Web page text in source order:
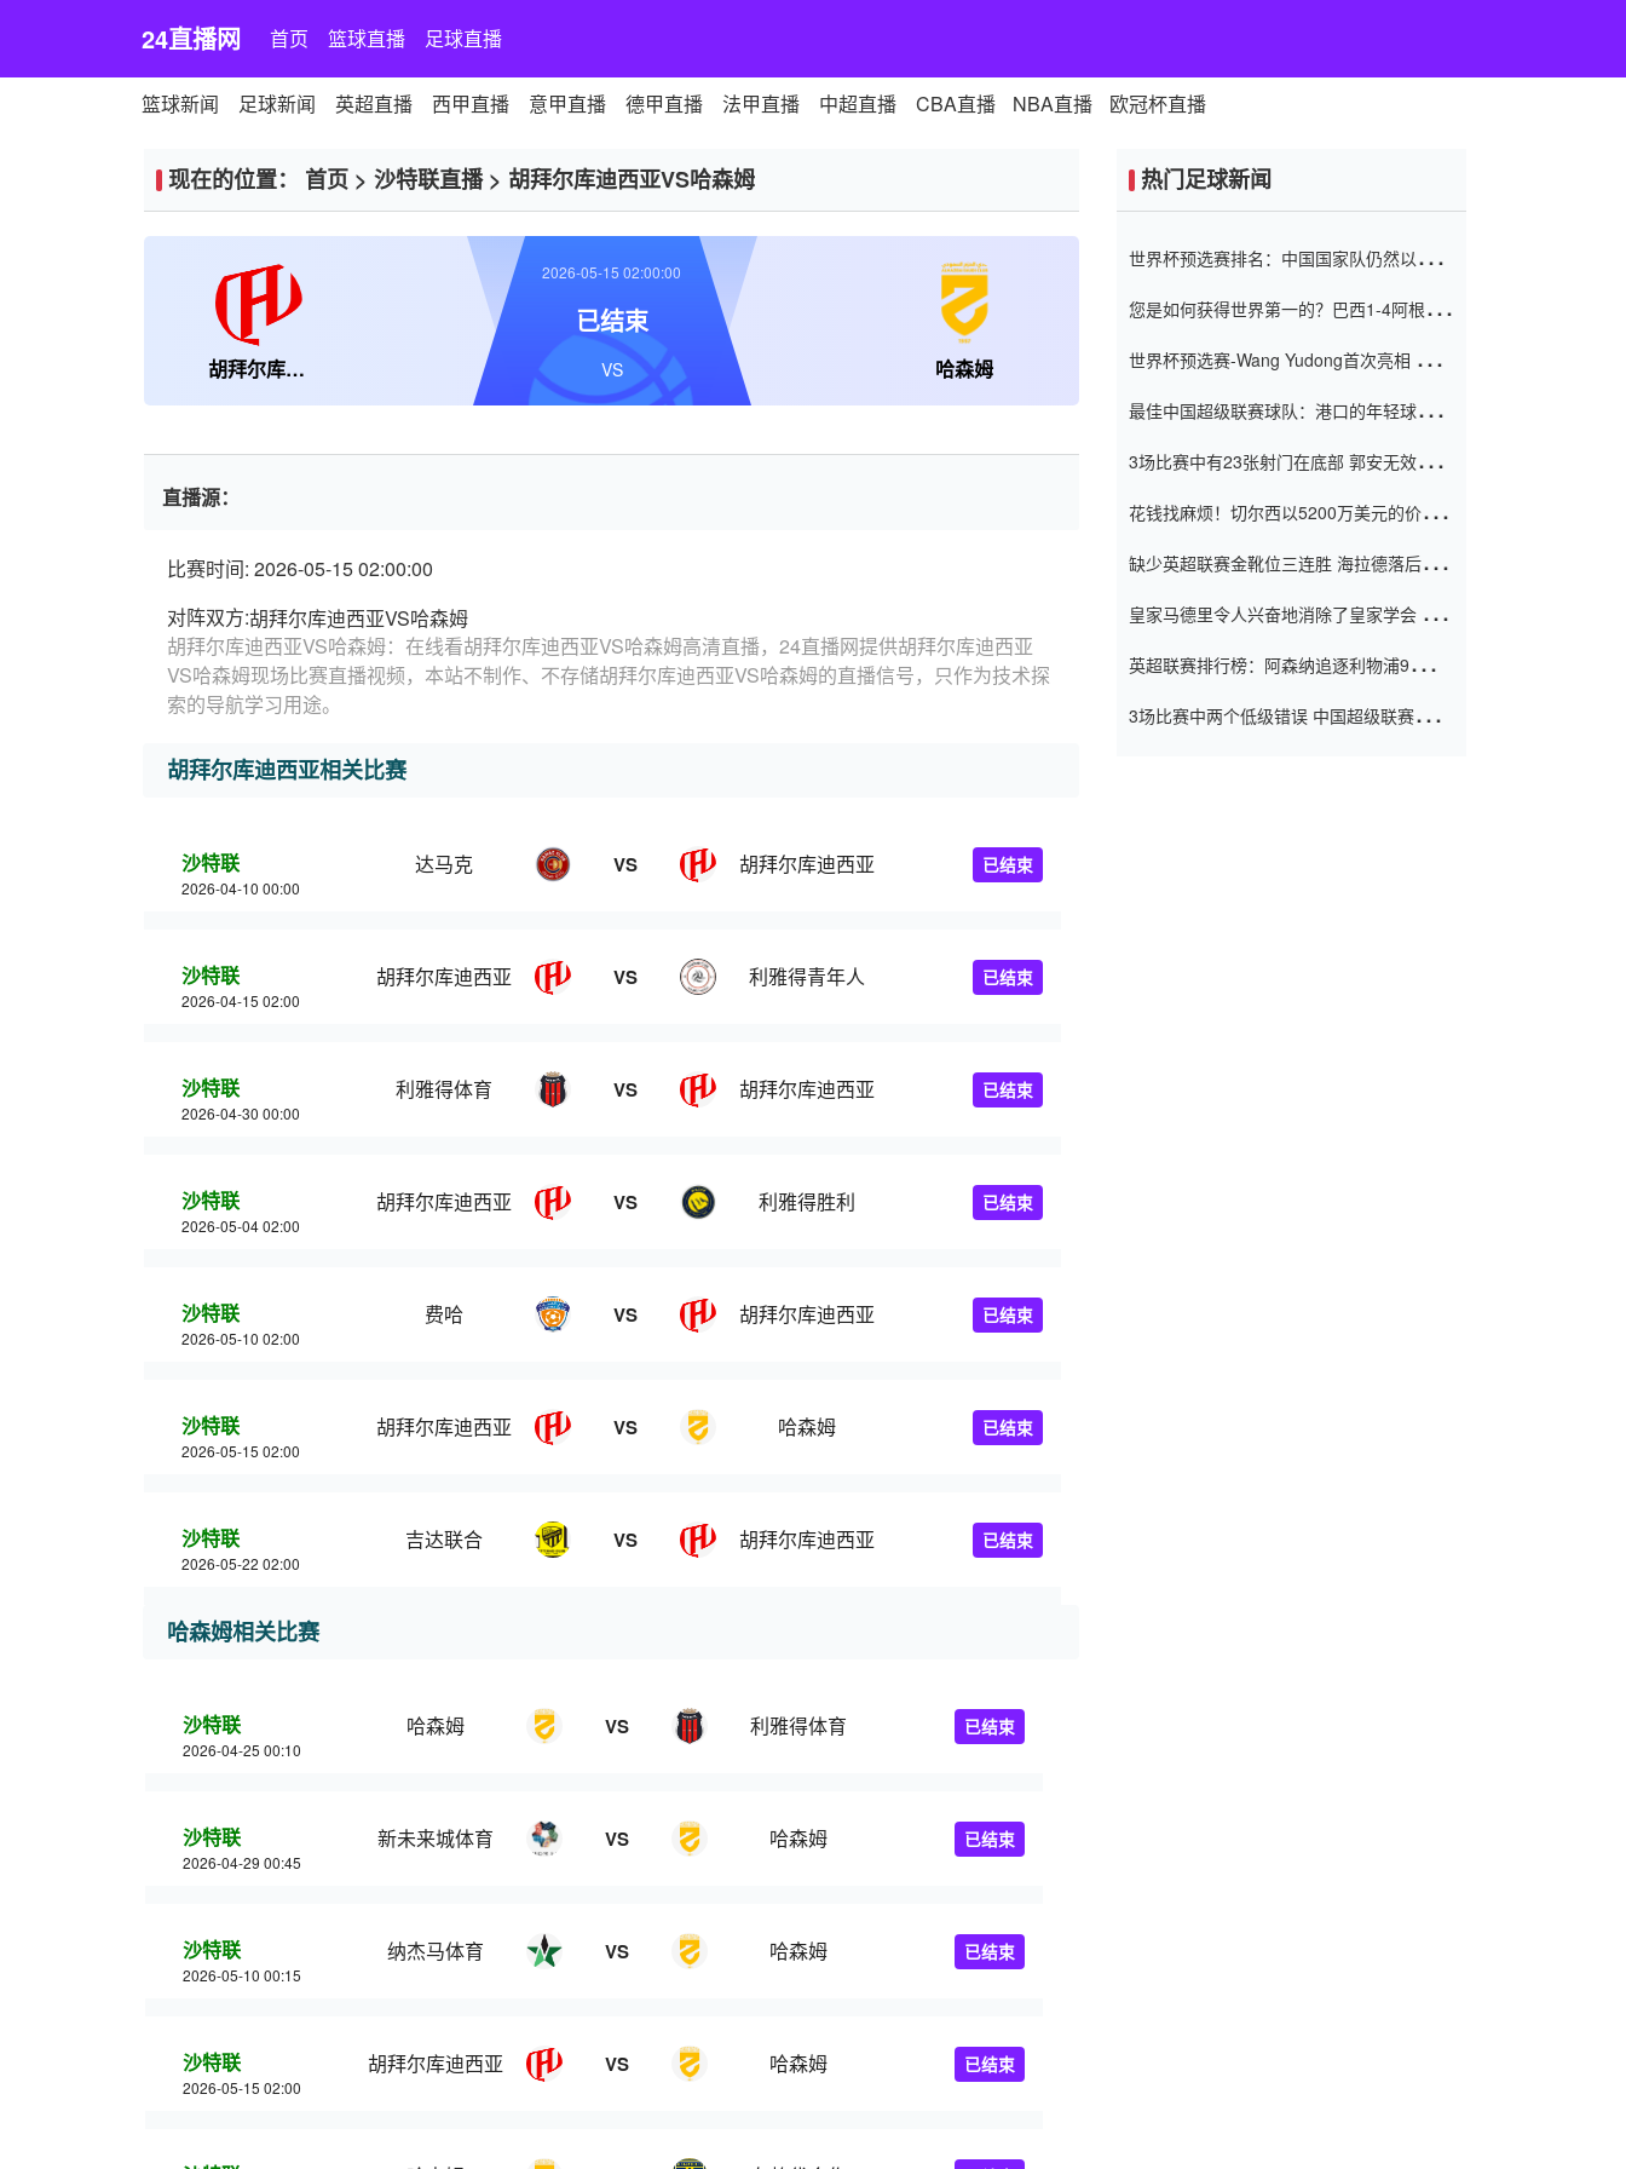
24直播网 首页 篮球直播 足球直播
篮球新闻 足球新闻 英超直播 西甲直播 意甲直播 德甲直播 法甲直播 中超直播 CBA直播 NBA直播 欧冠杯直播
现在的位置： 首页 > 沙特联直播> 胡拜尔库迪西亚VS哈森姆
胡拜尔库迪西亚 哈森姆
2026-05-15 02:00:00
已结束
VS
直播源：
比赛时间: 2026-05-15 02:00:00
对阵双方:胡拜尔库迪西亚VS哈森姆
胡拜尔库迪西亚VS哈森姆：在线看胡拜尔库迪西亚VS哈森姆高清直播，24直播网提供胡拜尔库迪西亚
VS哈森姆现场比赛直播视频，本站不制作、不存储胡拜尔库迪西亚VS哈森姆的直播信号，只作为技术探
索的导航学习用途。
胡拜尔库迪西亚相关比赛
沙特联
2026-04-10 00:00
达马克 VS 胡拜尔库迪西亚 已结束
沙特联
2026-04-15 02:00
胡拜尔库迪西亚 VS 利雅得青年人 已结束
沙特联
2026-04-30 00:00
利雅得体育 VS 胡拜尔库迪西亚 已结束
沙特联
2026-05-04 02:00
胡拜尔库迪西亚 VS 利雅得胜利 已结束
沙特联
2026-05-10 02:00
费哈 VS 胡拜尔库迪西亚 已结束
沙特联
2026-05-15 02:00
胡拜尔库迪西亚 VS 哈森姆 已结束
沙特联
2026-05-22 02:00
吉达联合 VS 胡拜尔库迪西亚 已结束
哈森姆相关比赛
沙特联
2026-04-25 00:10
哈森姆 VS 利雅得体育 已结束
沙特联
2026-04-29 00:45
新未来城体育 VS 哈森姆 已结束
沙特联
2026-05-10 00:15
纳杰马体育 VS 哈森姆 已结束
沙特联
2026-05-15 02:00
胡拜尔库迪西亚 VS 哈森姆 已结束
热门足球新闻
世界杯预选赛排名：中国国家队仍然以6分
您是如何获得世界第一的？巴西1-4阿根
世界杯预选赛-Wang Yudong首次亮相 中国
最佳中国超级联赛球队：港口的年轻球员在
（Taishan）
3场比赛中有23张射门在底部 郭安无效传球
花钱找麻烦！切尔西以5200万美元的价格
窗口
缺少英超联赛金靴位三连胜 海拉德落后6球
皇家马德里令人兴奋地消除了皇家学会 安
英超联赛排行榜：阿森纳追逐利物浦9分 曼
3场比赛中两个低级错误 中国超级联赛的前